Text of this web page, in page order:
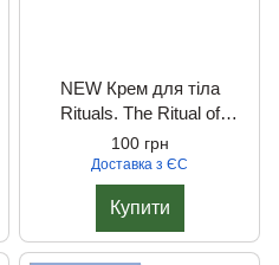
NEW Крем для тіла
Rituals. The Ritual of
Sakura, 220 мл.
100 грн
Доставка з ЄС
Купити